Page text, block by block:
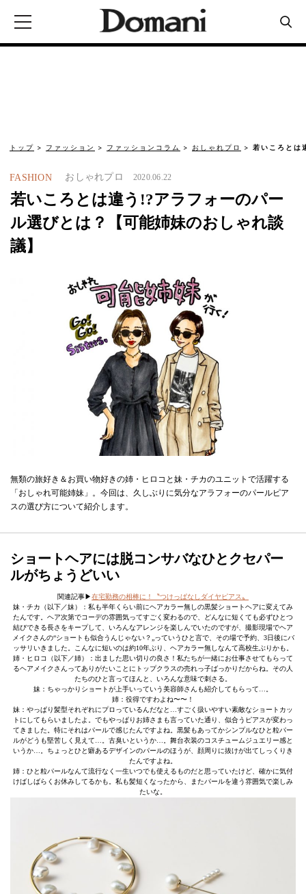
トップ ファッション ファッションコラム おしゃれプロ 若いころとは
FASHION おしゃれプロ 2020.06.22
若いころとは違う!?アラフォーのパー
ル選びとは？【可能姉妹のおしゃれ談
議】
無類の旅好き＆お買い物好きの姉・ヒロコと妹・チカのユニットで活躍する
「おしゃれ可能姉妹」。今回は、久しぶりに気分なアラフォーのパールピア
スの選び方について紹介します。
ショートヘアには脱コンサバなひとクセパー
ルがちょうどいい
関連記事▶︎在宅勤務の相棒に！〝つけっぱなしダイヤピアス〟
妹・チカ（以下／妹）：私も半年くらい前にヘアカラー無しの黒髪ショートヘアに変えてみ
たんです。ヘア次第でコーデの雰囲気ってすごく変わるので、どんなに短くても必ずひとつ
結びできる長さをキープして、いろんなアレンジを楽しんでいたのですが、撮影現場でヘア
メイクさんの“ショートも似合うんじゃない？„っていうひと言で、その場で予約、3日後にバ
ッサリいきました。こんなに短いのは約10年ぶり、ヘアカラー無しなんて高校生ぶりかも。
姉・ヒロコ（以下／姉）：出ました思い切りの良さ！私たちが一緒にお仕事させてもらって
るヘアメイクさんってありがたいことにトップクラスの売れっ子ばっかりだからね。その人
たちのひと言ってほんと、いろんな意味で刺さる。
妹：ちゃっかりショートが上手いっていう美容師さんも紹介してもらって…。
姉：役得ですわよね〜〜！
妹：やっぱり髪型それぞれにプロっているんだなと…すごく扱いやすい素敵なショートカッ
トにしてもらいましたよ。でもやっぱりお姉さまも言っていた通り、似合うピアスが変わっ
てきました。特にそれはパールで感じたんですよね。黒髪もあってかシンプルなひと粒パー
ルがどうも堅苦しく見えて…。古臭いというか…。舞台衣装のコスチュームジュエリー感と
いうか…。ちょっとひと癖あるデザインのパールのほうが、顔周りに抜けが出てしっくりき
たんですよね。
姉：ひと粒パールなんて流行なく一生いつでも使えるものだと思っていたけど、確かに気付
けばしばらくお休みしてるかも。私も髪短くなったから、またパールを違う雰囲気で楽しみ
たいな。